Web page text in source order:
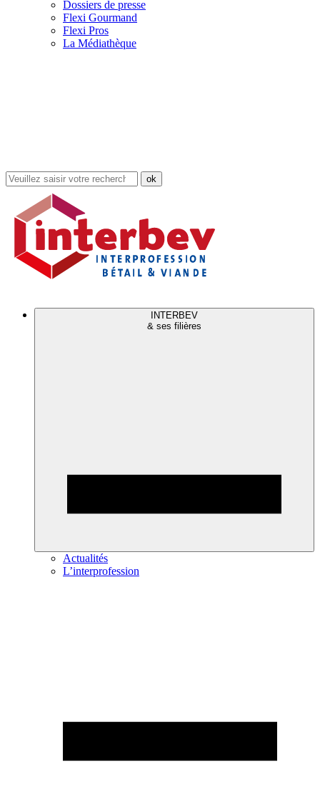
Dossiers de presse
Flexi Gourmand
Flexi Pros
La Médiathèque
Rechercher
dans
site
INTERBEV
& ses filières
Actualités
L’interprofession